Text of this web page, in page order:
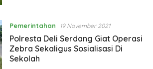
Pemerintahan 19 November 2021
Polresta Deli Serdang Giat Operasi
Zebra Sekaligus Sosialisasi Di
Sekolah